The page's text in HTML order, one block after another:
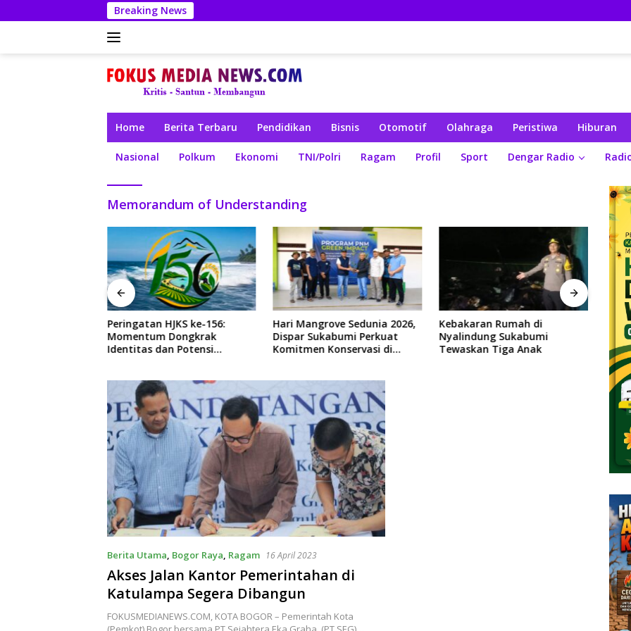
ke
Breaking News
Home Berita Terbaru Pendidikan Bisnis Otomotif Olahraga Peristiwa Hiburan
Nasional Polkum Ekonomi TNI/Polri Ragam Profil Sport Dengar Radio
Memorandum of Understanding
Hari Mangrove Sedunia 2026,
Dispar Sukabumi Perkuat
Komitmen Konservasi di
Kebakaran Rumah di
Nyalindung Sukabumi
Tewaskan Tiga Anak
Pemkab Sukabumi Dorong
Sektor Kelautan dan UMKM
Lewat Wisata Bahari
Berita Utama, Bogor Raya, Ragam 16 April 2023
Akses Jalan Kantor Pemerintahan di
Katulampa Segera Dibangun
FOKUSMEDIANEWS.COM, KOTA BOGOR – Pemerintah Kota